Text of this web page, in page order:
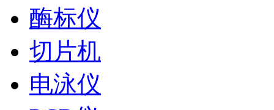
酶标仪
切片机
电泳仪